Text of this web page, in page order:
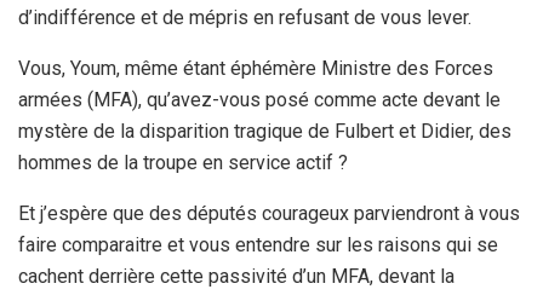
d’indifférence et de mépris en refusant de vous lever.
Vous, Youm, même étant éphémère Ministre des Forces
armées (MFA), qu’avez-vous posé comme acte devant le
mystère de la disparition tragique de Fulbert et Didier, des
hommes de la troupe en service actif ?
Et j’espère que des députés courageux parviendront à vous
faire comparaitre et vous entendre sur les raisons qui se
cachent derrière cette passivité d’un MFA, devant la